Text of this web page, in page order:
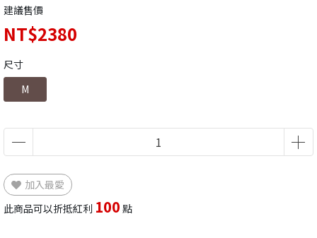
建議售價
NT$2380
尺寸
M
加入最愛
此商品可以折抵紅利 100 點